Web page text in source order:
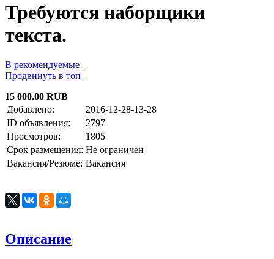
Требуются наборщики
текста.
В рекомендуемые
Продвинуть в топ
15 000.00 RUB
Добавлено:
2016-12-28-13-28
ID объявления:
2797
Просмотров:
1805
Срок размещения: Не ограничен
Вакансия/Резюме: Вакансия
Описание